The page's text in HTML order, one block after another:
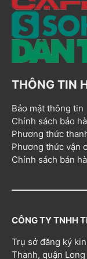
THÔNG TIN
Bảo mật thông tin
Chính sách bảo
Phương thức
Phương thức vận
Chính sách bán
CÔNG TY TNHH
Trụ sở đăng ký
Thanh, quận